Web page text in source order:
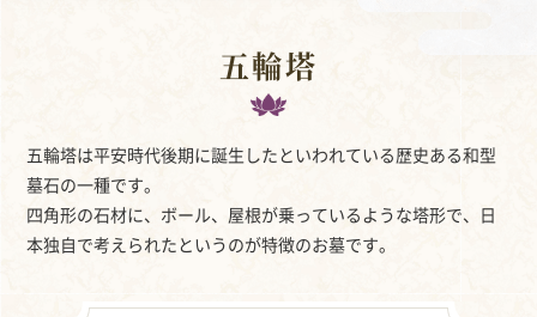
五輪塔
五輪塔は平安時代後期に誕生したといわれている歴史ある和型
墓石の一種です。
四角形の石材に、ボール、屋根が乗っているような塔形で、日
本独自で考えられたというのが特徴のお墓です。